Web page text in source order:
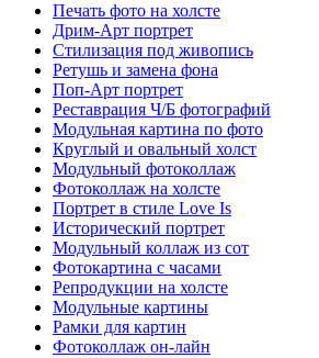
Печать фото на холсте
Дрим-Арт портрет
Стилизация под живопись
Ретушь и замена фона
Поп-Арт портрет
Реставрация Ч/Б фотографий
Модульная картина по фото
Круглый и овальный холст
Модульный фотоколлаж
Фотоколлаж на холсте
Портрет в стиле Love Is
Исторический портрет
Модульный коллаж из сот
Фотокартина с часами
Репродукции на холсте
Модульные картины
Рамки для картин
Фотоколлаж он-лайн